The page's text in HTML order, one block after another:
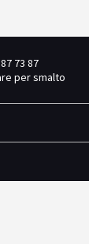
73 87
per smalto